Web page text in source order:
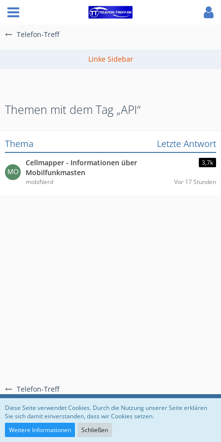
Telefon-Treff
Telefon-Treff
Themen mit dem Tag „API“
Thema Letzte Antwort
Cellmapper - Informationen über
Mobilfunkmasten
3,7k
mobiNerd Vor 17 Stunden
Regeln Datenschutzerklärung Impressum
Community-Software:
Diese Seite verwendet Cookies. Durch die Nutzung unserer Seite erklären
Sie sich damit einverstanden, dass wir Cookies setzen.
Weitere Informationen
Schließen